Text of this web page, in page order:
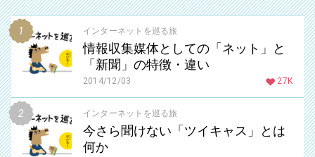
インターネットを巡る旅
情報収集媒体としての「ネット」と
「新聞」の特徴・違い
2014/12/03 27K
インターネットを巡る旅
今さら聞けない「ツイキャス」とは
何か